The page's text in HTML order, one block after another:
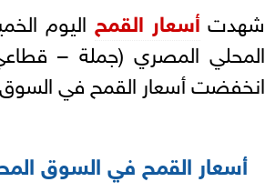
شهدت أسعار القمح
المحلي المصري (جملة –
انخفضت أسعار القمح في
أسعار القمح في السوق